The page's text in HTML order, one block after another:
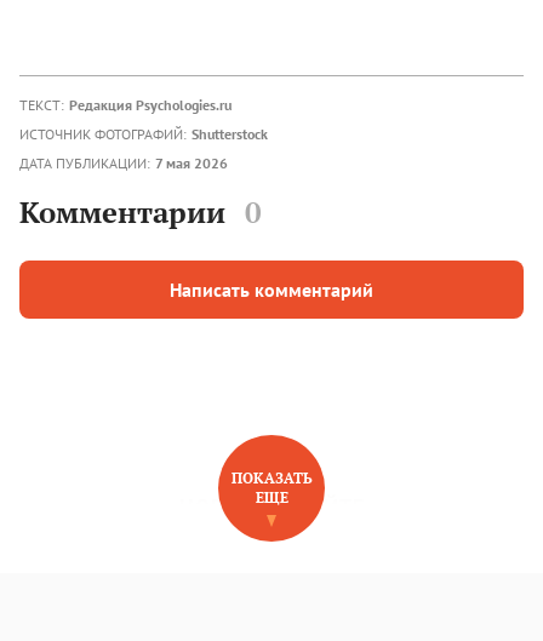
ТЕКСТ: Редакция Psychologies.ru
ИСТОЧНИК ФОТОГРАФИЙ: Shutterstock
ДАТА ПУБЛИКАЦИИ: 7 мая 2026
Комментарии 0
Написать комментарий
НОВОЕ НА САЙТЕ
ПОКАЗАТЬ
ЕЩЕ